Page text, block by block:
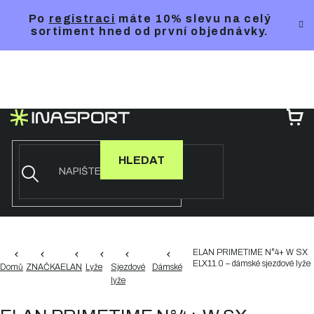
Po registraci máte 10% slevu na celý
sortiment hned od první objednávky.
HLEDAT
Domů ZNAČKAELAN Lyže
Sjezdové
lyže
Dámské
ELAN PRIMETIME N°4+ W SX
ELX11.0 – dámské sjezdové lyže